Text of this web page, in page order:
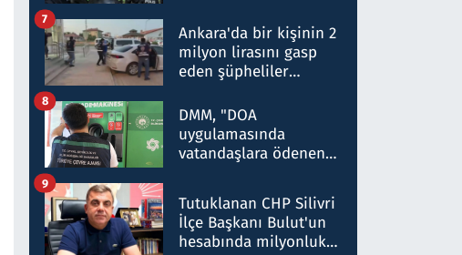
ifadelerinden ortaya
çıkan tablo şok etti
Ankara'da bir kişinin 2
milyon lirasını gasp
eden şüpheliler
7
DMM, "DOA
uygulamasında
vatandaşlara ödenen
düşürüldüğü" iddiasını
yalanladı
8
Tutuklanan CHP Silivri
İlçe Başkanı Bulut'un
hesabında milyonluk
9